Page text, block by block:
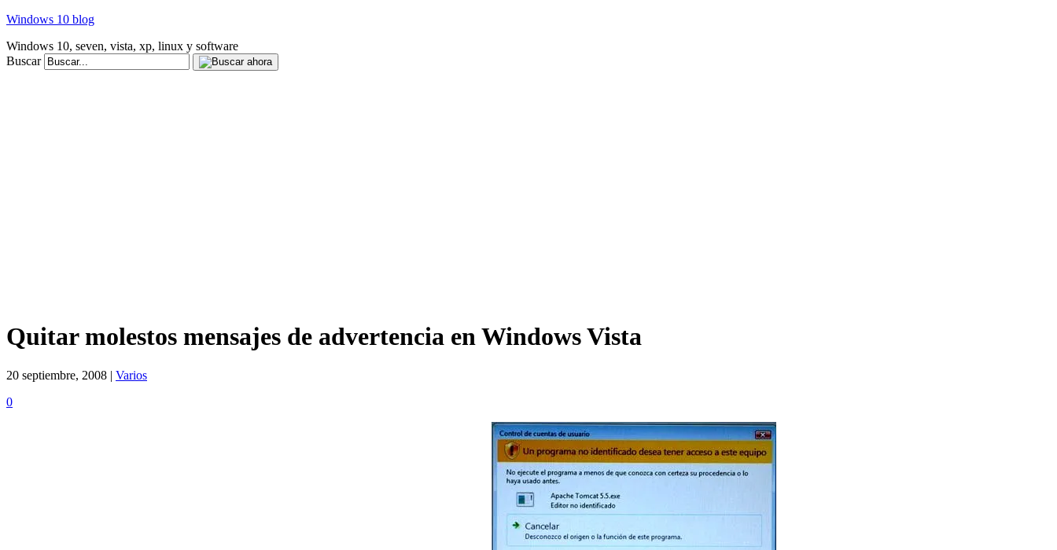
Windows 10 blog
Windows 10, seven, vista, xp, linux y software
Buscar
Quitar molestos mensajes de advertencia en Windows Vista
20 septiembre, 2008 | Varios
0